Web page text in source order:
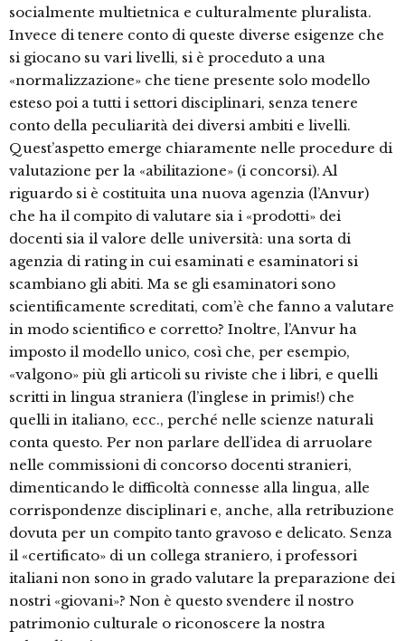
socialmente multietnica e culturalmente pluralista.
Invece di tenere conto di queste diverse esigenze che
si giocano su vari livelli, si è proceduto a una
«normalizzazione» che tiene presente solo modello
esteso poi a tutti i settori disciplinari, senza tenere
conto della peculiarità dei diversi ambiti e livelli.
Quest’aspetto emerge chiaramente nelle procedure di
valutazione per la «abilitazione» (i concorsi). Al
riguardo si è costituita una nuova agenzia (l’Anvur)
che ha il compito di valutare sia i «prodotti» dei
docenti sia il valore delle università: una sorta di
agenzia di rating in cui esaminati e esaminatori si
scambiano gli abiti. Ma se gli esaminatori sono
scientificamente screditati, com’è che fanno a valutare
in modo scientifico e corretto? Inoltre, l’Anvur ha
imposto il modello unico, così che, per esempio,
«valgono» più gli articoli su riviste che i libri, e quelli
scritti in lingua straniera (l’inglese in primis!) che
quelli in italiano, ecc., perché nelle scienze naturali
conta questo. Per non parlare dell’idea di arruolare
nelle commissioni di concorso docenti stranieri,
dimenticando le difficoltà connesse alla lingua, alle
corrispondenze disciplinari e, anche, alla retribuzione
dovuta per un compito tanto gravoso e delicato. Senza
il «certificato» di un collega straniero, i professori
italiani non sono in grado valutare la preparazione dei
nostri «giovani»? Non è questo svendere il nostro
patrimonio culturale o riconoscere la nostra